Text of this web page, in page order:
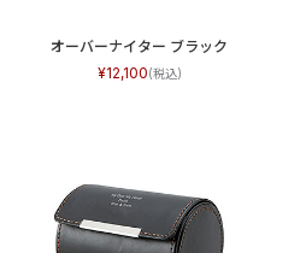
オーバーナイター ブラック
12,100